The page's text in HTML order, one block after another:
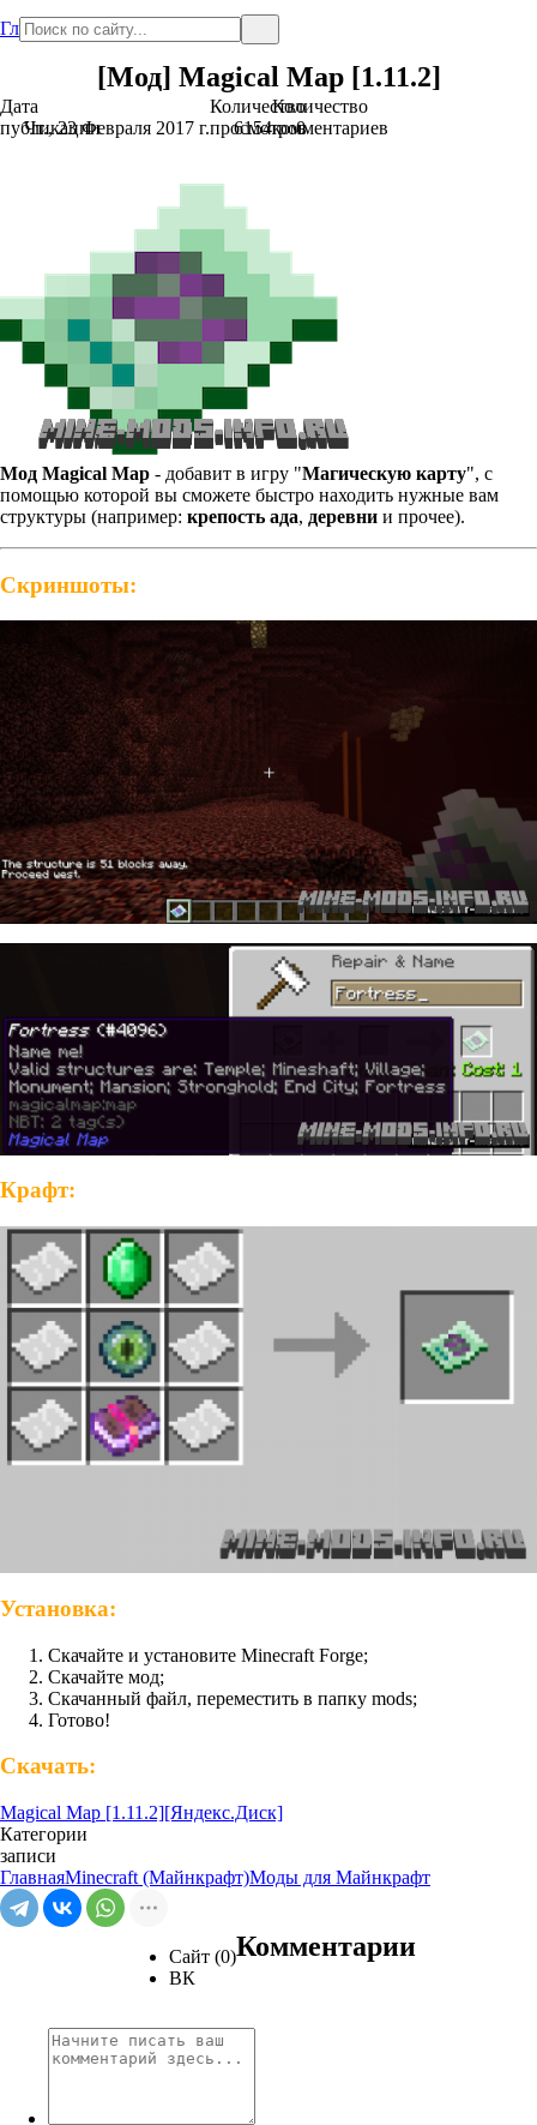
Главная
[Мод] Magical Map [1.11.2]
Дата
публикации
Чт., 23 Февраля 2017 г.
Количество
просмотров
6154
Количество
комментариев
0
Мод Magical Map - добавит в игру "Магическую карту", с
помощью которой вы сможете быстро находить нужные вам
структуры (например: крепость ада, деревни и прочее).
Скриншоты:
Крафт:
Установка:
Скачайте и установите Minecraft Forge;
Скачайте мод;
Скачанный файл, переместить в папку mods;
Готово!
Скачать:
Magical Map [1.11.2][Яндекс.Диск]
Категории
записи
ГлавнаяMinecraft (Майнкрафт)Моды для Майнкрафт
Сайт (0)
ВК
Комментарии